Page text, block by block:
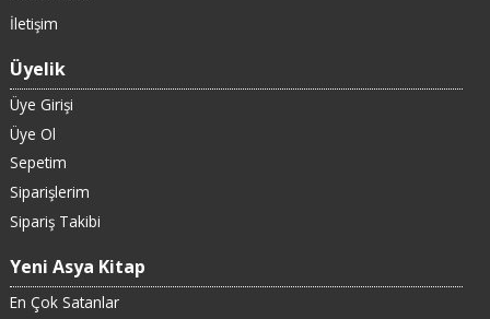
İletişim
Üyelik
Üye Girişi
Üye Ol
Sepetim
Siparişlerim
Sipariş Takibi
Yeni Asya Kitap
En Çok Satanlar